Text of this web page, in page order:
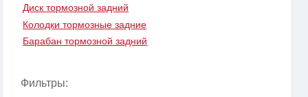
Диск тормозной задний
Колодки тормозные задние
Барабан тормозной задний
Фильтры: